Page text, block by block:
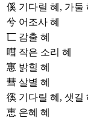
傒 기다릴 혜, 가둘
兮 어조사 혜
匸 감출 혜
嘒 작은 소리 혜
寭 밝힐 혜
彗 살별 혜
徯 기다릴 혜, 샛길
恵 은혜 혜